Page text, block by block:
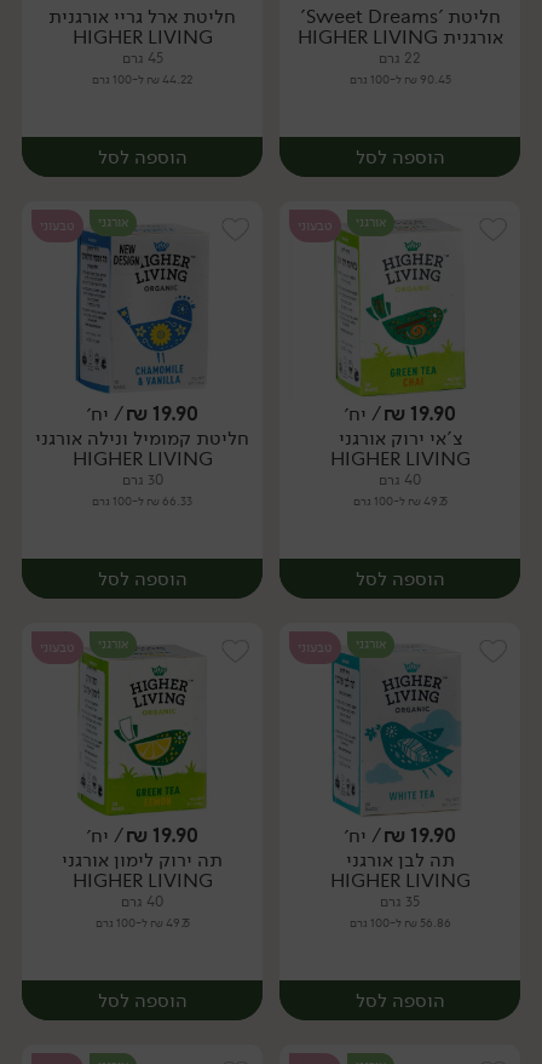
יח׳ יח׳
חליטת 'Sweet Dreams'
אורגנית HIGHER LIVING
22 גרם
90.45 ₪ ל-100 גרם
הוספה לסל
יח׳
חליטת ארל גריי אורגנית
HIGHER LIVING
45 גרם
44.22 ₪ ל-100 גרם
הוספה לסל
יח׳
אורגני טבעוני
19.90
₪/ יח׳
צ'אי ירוק אורגני
HIGHER LIVING
40 גרם
49.75 ₪ ל-100 גרם
הוספה לסל
יח׳
אורגני טבעוני
19.90
₪/ יח׳
חליטת קמומיל ונילה אורגני
HIGHER LIVING
30 גרם
66.33 ₪ ל-100 גרם
הוספה לסל
יח׳
אורגני טבעוני
19.90
₪/ יח׳
תה לבן אורגני
HIGHER LIVING
35 גרם
56.86 ₪ ל-100 גרם
הוספה לסל
אורגני טבעוני
19.90
₪/ יח׳
תה ירוק לימון אורגני
HIGHER LIVING
40 גרם
49.75 ₪ ל-100 גרם
הוספה לסל